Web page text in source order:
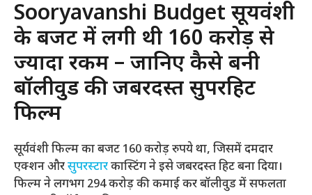
Sooryavanshi Budget सूर्यवंशी
के बजट में लगी थी 160 करोड़ से
ज्यादा रकम – जानिए कैसे बनी
बॉलीवुड की जबरदस्त सुपरहिट
फिल्म
सूर्यवंशी फिल्म का बजट 160 करोड़ रुपये था, जिसमें दमदार
एक्शन औरसुपरस्टारकास्टिंग ने इसे जबरदस्त हिट बना दिया।
फिल्म ने लगभग 294 करोड़ की कमाई कर बॉलीवुड में सफलता